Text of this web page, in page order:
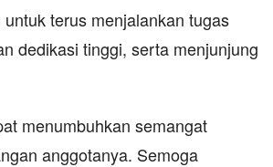
terus menjalankan tugas
dedikasi tinggi, serta menjunjung
menumbuhkan semangat
anggotanya. Semoga